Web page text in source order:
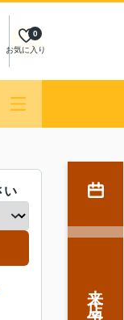
お気に入り
0
い
来店予約